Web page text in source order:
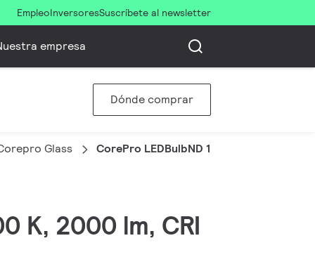
EmpleoInversoresSuscríbete al newsletter
empresa
Dónde comprar
Glass CorePro LEDBulbND 120W E27 A67 827
K, 2000 lm, CRI